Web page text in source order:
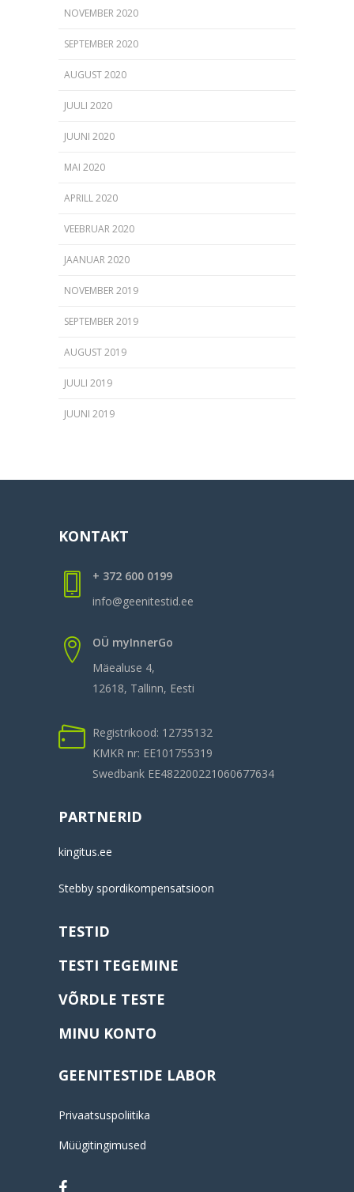
NOVEMBER 2020
SEPTEMBER 2020
AUGUST 2020
JUULI 2020
JUUNI 2020
MAI 2020
APRILL 2020
VEEBRUAR 2020
JAANUAR 2020
NOVEMBER 2019
SEPTEMBER 2019
AUGUST 2019
JUULI 2019
JUUNI 2019
KONTAKT
+ 372 600 0199
info@geenitestid.ee
OÜ myInnerGo
Mäealuse 4,
12618, Tallinn, Eesti
Registrikood: 12735132
KMKR nr: EE101755319
Swedbank EE482200221060677634
PARTNERID
kingitus.ee
Stebby spordikompensatsioon
TESTID
TESTI TEGEMINE
VÕRDLE TESTE
MINU KONTO
GEENITESTIDE LABOR
Privaatsuspoliitika
Müügitingimused